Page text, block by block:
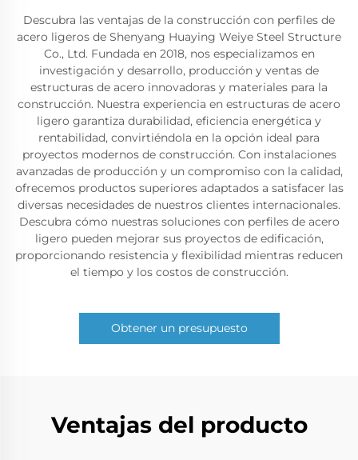
Descubra las ventajas de la construcción con perfiles de
acero ligeros de Shenyang Huaying Weiye Steel Structure
Co., Ltd. Fundada en 2018, nos especializamos en
investigación y desarrollo, producción y ventas de
estructuras de acero innovadoras y materiales para la
construcción. Nuestra experiencia en estructuras de acero
ligero garantiza durabilidad, eficiencia energética y
rentabilidad, convirtiéndola en la opción ideal para
proyectos modernos de construcción. Con instalaciones
avanzadas de producción y un compromiso con la calidad,
ofrecemos productos superiores adaptados a satisfacer las
diversas necesidades de nuestros clientes internacionales.
Descubra cómo nuestras soluciones con perfiles de acero
ligero pueden mejorar sus proyectos de edificación,
proporcionando resistencia y flexibilidad mientras reducen
el tiempo y los costos de construcción.
Obtener un presupuesto
Ventajas del producto